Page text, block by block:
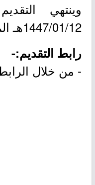
وينتهي
1447/01/12هـ الموافق 2025/07/07م.
رابط التقديم:-
- من خلال